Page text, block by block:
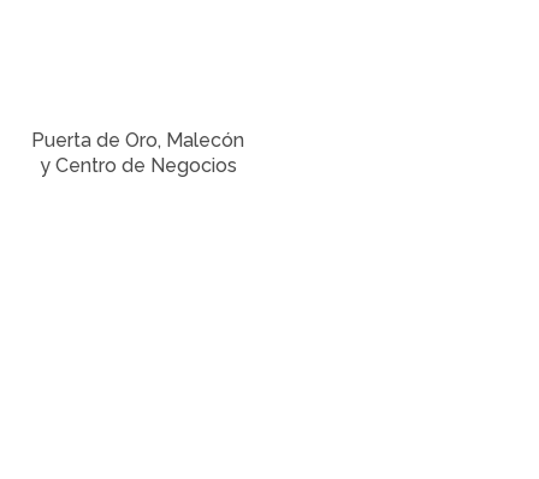
Puerta de Oro, Malecón
y Centro de Negocios